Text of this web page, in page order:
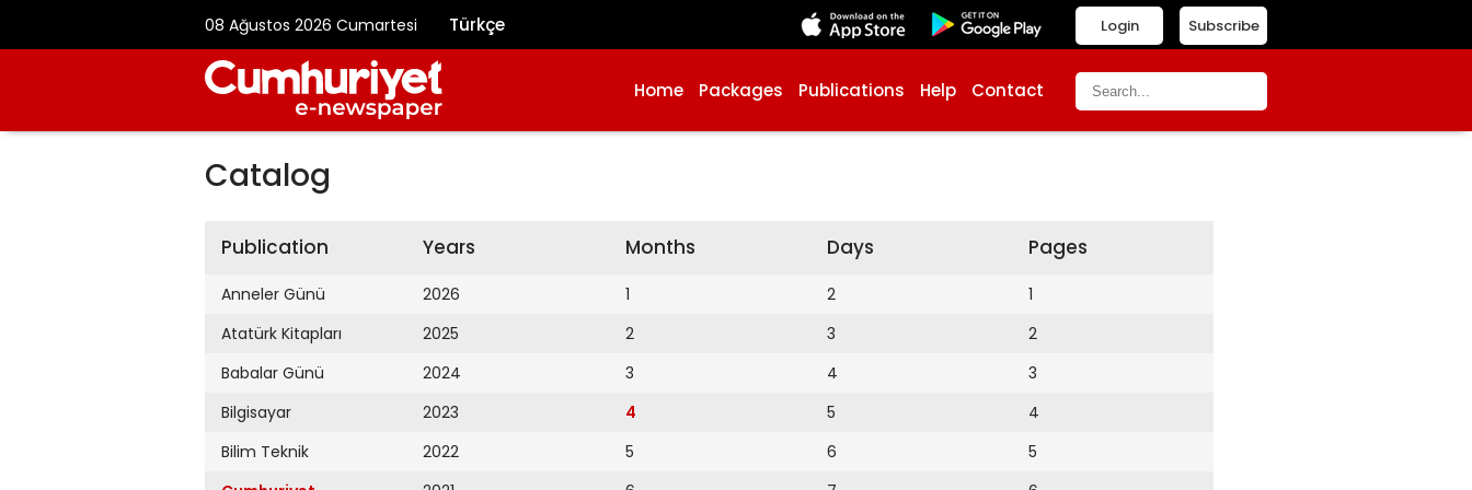
08 Ağustos 2026 Cumartesi Türkçe Subscribe
Login
Home Packages Publications Help Contact
Catalog
Publication
Anneler Günü
Atatürk Kitapları
Babalar Günü
Bilgisayar
Bilim Teknik
Years
2026
2025
2024
2023
2022
Months
1
2
3
4
5
Days
2
3
4
5
6
Pages
1
2
3
4
5